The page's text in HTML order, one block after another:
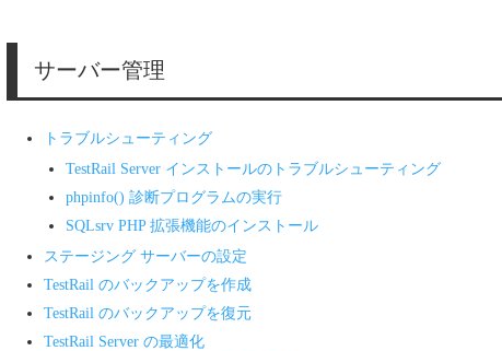
サーバー管理
トラブルシューティング
TestRail Server インストールのトラブルシューティング
phpinfo() 診断プログラムの実行
SQLsrv PHP 拡張機能のインストール
ステージング サーバーの設定
TestRail のバックアップを作成
TestRail のバックアップを復元
TestRail Server の最適化